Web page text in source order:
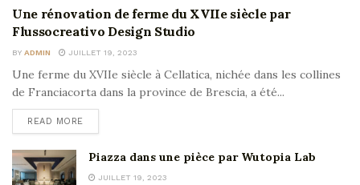
Une rénovation de ferme du XVIIe siècle par
Flussocreativo Design Studio
BY ADMIN JUILLET 19, 2023
Une ferme du XVIIe siècle à Cellatica, nichée dans les collines
de Franciacorta dans la province de Brescia, a été...
READ MORE
Piazza dans une pièce par Wutopia Lab
JUILLET 19, 2023